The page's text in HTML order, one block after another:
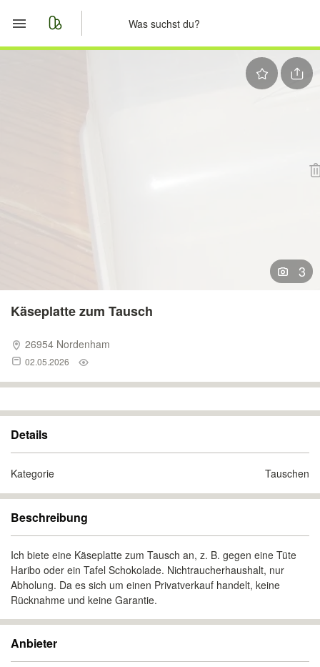
3
Käseplatte zum Tausch
26954 Nordenham
02.05.2026
Details
Kategorie Tauschen
Beschreibung
Ich biete eine Käseplatte zum Tausch an, z. B. gegen eine Tüte
Haribo oder ein Tafel Schokolade. Nichtraucherhaushalt, nur
Abholung. Da es sich um einen Privatverkauf handelt, keine
Rücknahme und keine Garantie.
Anbieter